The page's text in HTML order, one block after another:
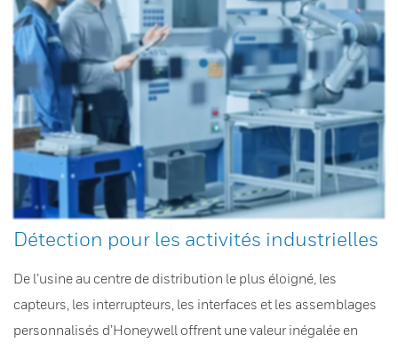
Détection pour les activités industrielles
De l’usine au centre de distribution le plus éloigné, les
capteurs, les interrupteurs, les interfaces et les assemblages
personnalisés d’Honeywell offrent une valeur inégalée en